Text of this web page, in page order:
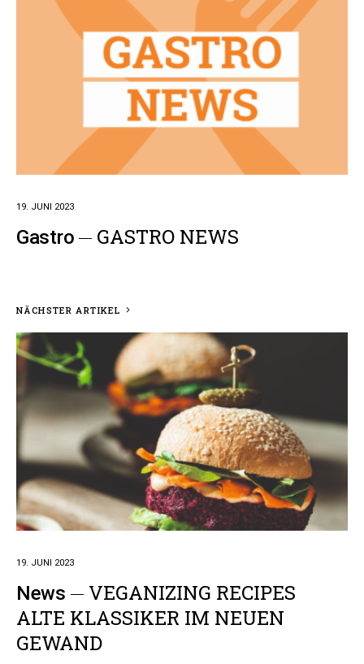
19. JUNI 2023
Gastro GASTRO NEWS
NÄCHSTER ARTIKEL
19. JUNI 2023
News
VEGANIZING RECIPES
ALTE KLASSIKER IM NEUEN
GEWAND